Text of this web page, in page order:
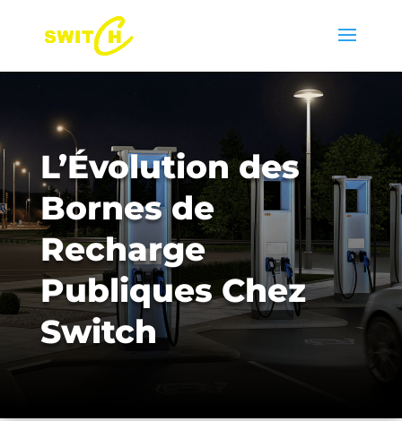
L’Évolution des
Bornes de
Recharge
Publiques Chez
Switch